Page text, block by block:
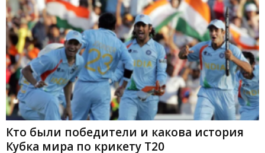
Кто были победители и какова история
Кубка мира по крикету T20